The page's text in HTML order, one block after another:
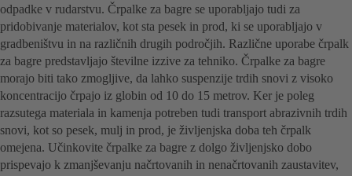
odpadke v rudarstvu. Črpalke za bagre se uporabljajo tudi za
pridobivanje materialov, kot sta pesek in prod, ki se uporabljajo v
gradbeništvu in na različnih drugih področjih. Različne uporabe črpalk
za bagre predstavljajo številne izzive za tehniko. Črpalke za bagre
morajo biti tako zmogljive, da lahko suspenzije trdih snovi z visoko
koncentracijo črpajo iz globin od 10 do 15 metrov. Ker je poleg
razsutega materiala in kamenja potreben tudi transport abrazivnih trdih
snovi, kot so pesek, mulj in prod, je življenjska doba teh črpalk
omejena. Učinkovite črpalke za bagre z dolgo življenjsko dobo
prispevajo k zmanjševanju načrtovanih in nenačrtovanih zaustavitev,